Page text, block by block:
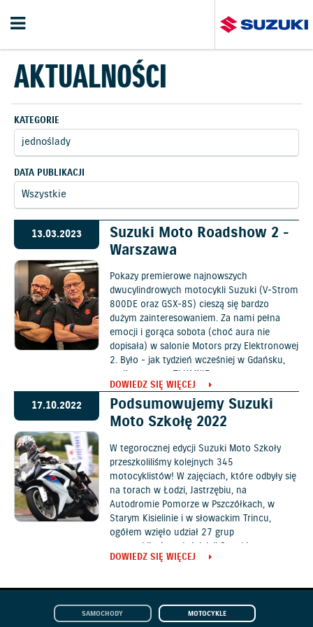
AKTUALNOŚCI
KATEGORIE
DATA PUBLIKACJI
13.03.2023
Suzuki Moto Roadshow 2 -
Warszawa
Pokazy premierowe najnowszych
dwucylindrowych motocykli Suzuki (V-Strom
800DE oraz GSX-8S) cieszą się bardzo
dużym zainteresowaniem. Za nami pełna
emocji i gorąca sobota (choć aura nie
dopisała) w salonie Motors przy Elektronowej
2. Było - jak tydzień wcześniej w Gdańsku,
czyli po prostu TŁUMNIE.
DOWIEDZ SIĘ WIĘCEJ
17.10.2022
Podsumowujemy Suzuki
Moto Szkołę 2022
W tegorocznej edycji Suzuki Moto Szkoły
przeszkoliliśmy kolejnych 345
motocyklistów! W zajęciach, które odbyły się
na torach w Łodzi, Jastrzębiu, na
Autodromie Pomorze w Pszczółkach, w
Starym Kisielinie i w słowackim Trincu,
ogółem wzięło udział 27 grup
motocyklistów-właścicieli Suzuki.
DOWIEDZ SIĘ WIĘCEJ
SAMOCHODY MOTOCYKLE